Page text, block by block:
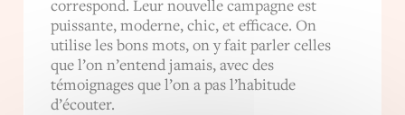
correspond. Leur nouvelle campagne est
puissante, moderne, chic, et efficace. On
utilise les bons mots, on y fait parler celles
que l’on n’entend jamais, avec des
témoignages que l’on a pas l’habitude
d’écouter.